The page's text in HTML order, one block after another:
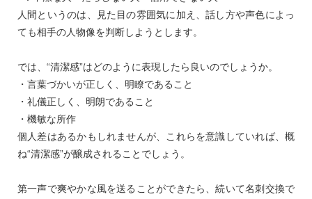
人間というのは、見た目の雰囲気に加え、話し方や声色によっ
ても相手の人物像を判断しようとします。
では、“清潔感”はどのように表現したら良いのでしょうか。
・言葉づかいが正しく、明瞭であること
・礼儀正しく、明朗であること
・機敏な所作
個人差はあるかもしれませんが、これらを意識していれば、概
ね“清潔感”が醸成されることでしょう。
第一声で爽やかな風を送ることができたら、続いて名刺交換で